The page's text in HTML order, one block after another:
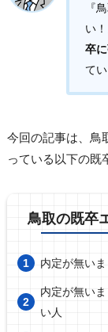
『
い
卒
てい
今回の記事は、鳥
っている以下の既
鳥取の既卒
内定が無い
内定が無い
い人